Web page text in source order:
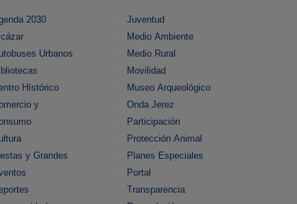
2030
Urbanos
HIstórico
y
y Grandes
Juventud
Medio Ambiente
Medio Rural
Movilidad
Museo Arqueológico
Onda Jerez
Participación
Protección Animal
Planes Especiales
Portal
Transparencia